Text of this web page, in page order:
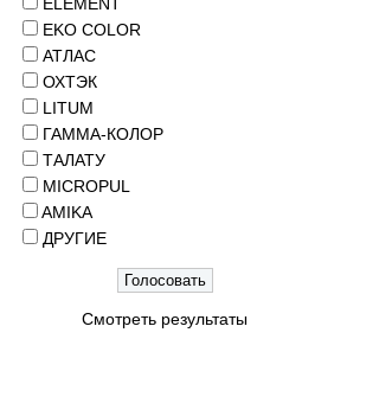
EKO COLOR
АТЛАС
ОХТЭК
LITUM
ГАММА-КОЛОР
ТАЛАТУ
MICROPUL
AMIKA
ДРУГИЕ
Смотреть результаты